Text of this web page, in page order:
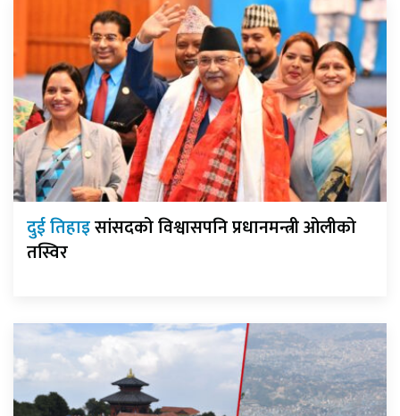
दुई तिहाइसांसदको विश्वासपनि प्रधानमन्त्री ओलीको
तस्विर